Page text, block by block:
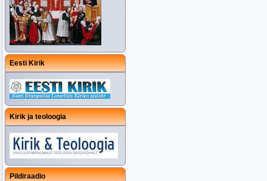
Eesti Kirik
Kirik ja teoloogia
Pildiraadio